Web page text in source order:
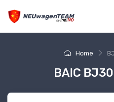
NEUwagenTEAM
Home
BAIC